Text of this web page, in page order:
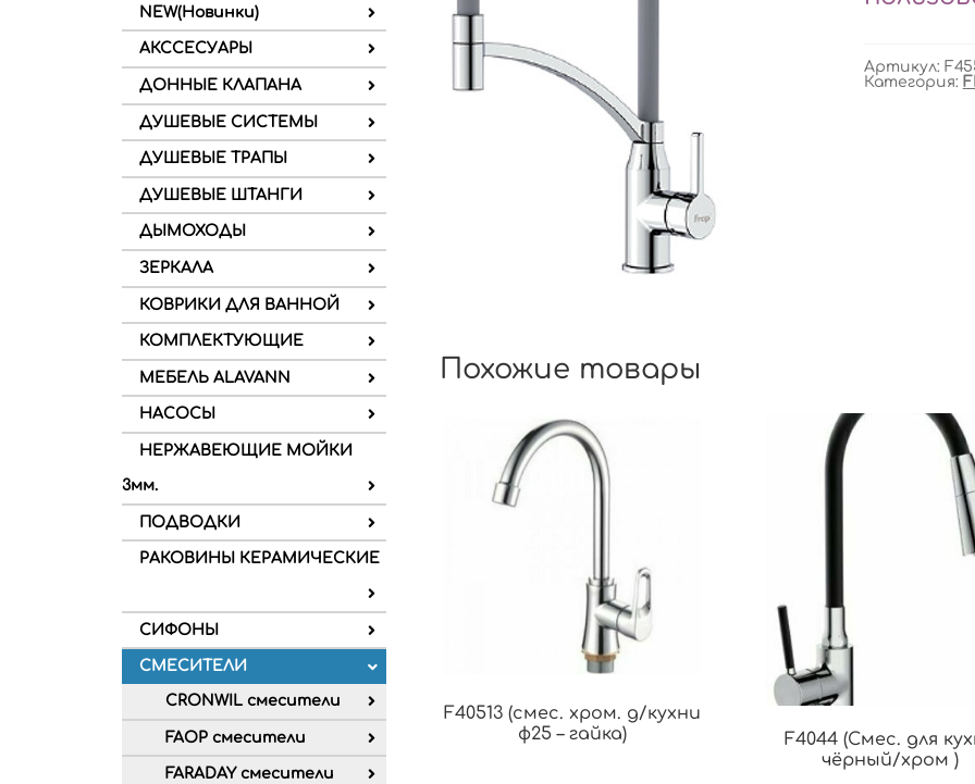
NEW(Новинки)
АКССЕСУАРЫ
ДОННЫЕ КЛАПАНА
ДУШЕВЫЕ СИСТЕМЫ
ДУШЕВЫЕ ТРАПЫ
ДУШЕВЫЕ ШТАНГИ
ДЫМОХОДЫ
ЗЕРКАЛА
КОВРИКИ ДЛЯ ВАННОЙ
КОМПЛЕКТУЮЩИЕ
МЕБЕЛЬ ALAVANN
НАСОСЫ
НЕРЖАВЕЮЩИЕ МОЙКИ
3мм.
ПОДВОДКИ
РАКОВИНЫ КЕРАМИЧЕСКИЕ
СИФОНЫ
СМЕСИТЕЛИ
CRONWIL смесители
FAOP смесители
FARADAY смесители
Артикул:
Категория:
Похожие товары
F40513 (смес. хром. д/кухни
ф25 – гайка)
F4044 (Смес. для
чёрный/хром )